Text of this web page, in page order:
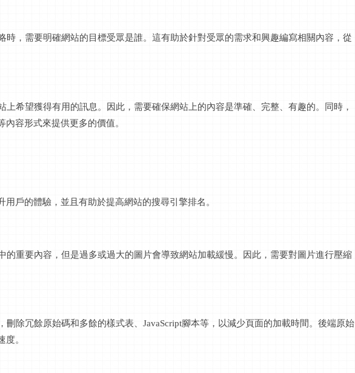
時，需要明確網站的目標受眾是誰。這有助於針對受眾的需求和興趣編寫相關內容，從
上希望獲得有用的訊息 。因此，需要確保網站上的內容是準確、完整、有趣的。同時，
容形式來提供更多的價值。
戶的體驗，並且有助於提高網站的搜尋引擎排名。
的重要內容，但是過多或過大的圖片會導致網站加載緩慢。因此，需要對圖片進行壓縮
，刪除冗餘原始碼和多餘的樣式表、 JavaScript腳本等，以減少頁面的加載時間。後端原始
度。